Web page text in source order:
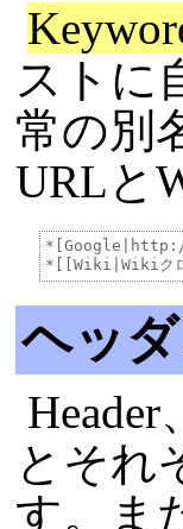
ストに
常の別
URLと
ヘッ
Header、
とそれ
す。ま